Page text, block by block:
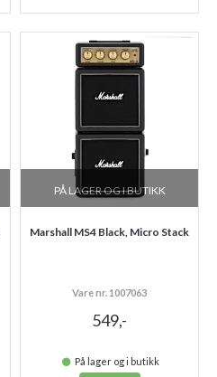
PÅ LAGER OG I BUTIKK
Marshall MS4 Black, Micro Stack
Vare nr. 1007063
549,-
På lager og i butikk